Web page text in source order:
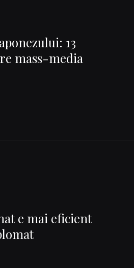
13
mass-media
e mai eficient